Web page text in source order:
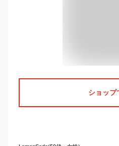
ショップ